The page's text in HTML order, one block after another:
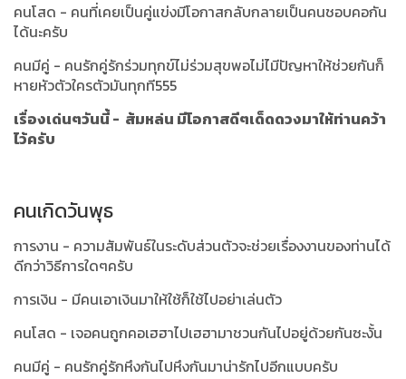
คนโสด - คนที่เคยเป็นคู่แข่งมีโอกาสกลับกลายเป็นคนชอบคอกัน
ได้นะครับ
คนมีคู่ - คนรักคู่รักร่วมทุกข์ไม่ร่วมสุขพอไม่ไมีปัญหาให้ช่วยกันก็
หายหัวตัวใครตัวมันทุกที555
เรื่องเด่นๆวันนี้ - ส้มหล่น มีโอกาสดีๆเด็ดดวงมาให้ท่านคว้า
ไว้ครับ
คนเกิดวันพุธ
การงาน - ความสัมพันธ์ในระดับส่วนตัวจะช่วยเรื่องงานของท่านได้
ดีกว่าวิธีการใดๆครับ
การเงิน - มีคนเอาเงินมาให้ใช้ก็ใช้ไปอย่าเล่นตัว
คนโสด - เจอคนถูกคอเฮฮาไปเฮฮามาชวนกันไปอยู่ด้วยกันซะงั้น
คนมีคู่ - คนรักคู่รักหึงกันไปหึงกันมาน่ารักไปอีกแบบครับ